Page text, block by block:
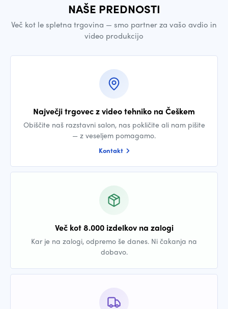
NAŠE PREDNOSTI
Več kot le spletna trgovina — smo partner za vašo avdio in
video produkcijo
Največji trgovec z video tehniko na Češkem
Obiščite naš razstavni salon, nas pokličite ali nam pišite
— z veseljem pomagamo.
Kontakt
Več kot 8.000 izdelkov na zalogi
Kar je na zalogi, odpremo še danes. Ni čakanja na
dobavo.